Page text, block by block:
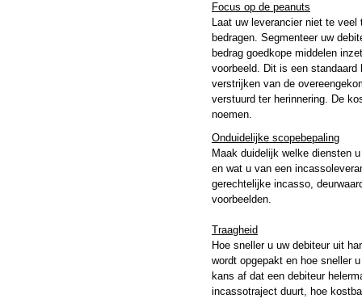
Focus op de peanuts
Laat uw leverancier niet te
bedragen. Segmenteer uw
bedrag goedkope middelen
voorbeeld. Dit is een
verstrijken van de
verstuurd ter herinnering. De
noemen.
Onduidelijke scopebepaling
Maak duidelijk welke diensten
en wat u van een
gerechtelijke incasso,
voorbeelden.
Traagheid
Hoe sneller u uw debiteur uit
wordt opgepakt en hoe sneller
kans af dat een debiteur
incassotraject duurt, hoe